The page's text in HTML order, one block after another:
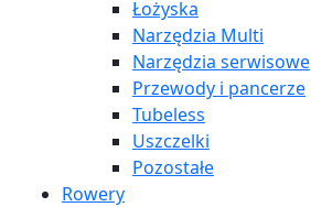
Łożyska
Narzędzia Multi
Narzędzia serwisowe
Przewody i pancerze
Tubeless
Uszczelki
Pozostałe
Rowery